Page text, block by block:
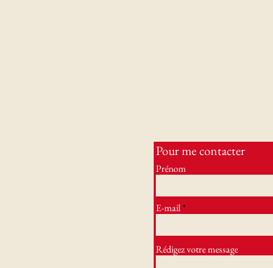
Pour me contacter
Prénom
E-mail
Rédigez votre message